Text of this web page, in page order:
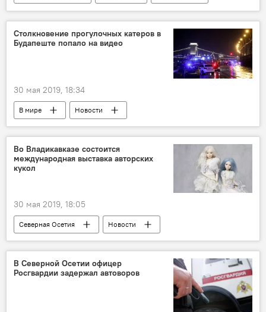
Политика
Столкновение прогулочных катеров в
Будапеште попало на видео
30 мая 2019, 18:34
В мире Новости
Во Владикавказе состоится
международная выставка авторских
кукол
30 мая 2019, 18:05
Северная Осетия Новости
В Северной Осетии офицер
Росгвардии задержал автоворов